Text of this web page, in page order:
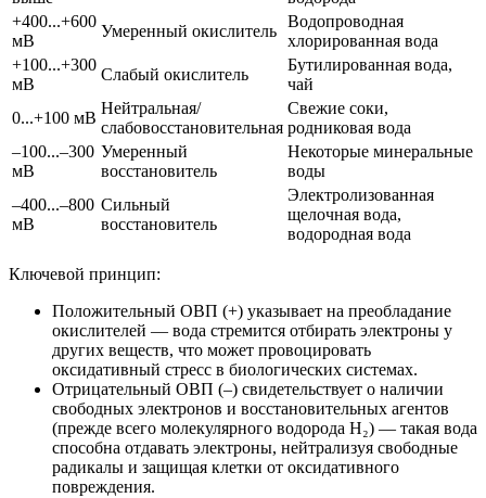
+400...+600
мВ
Умеренный окислитель
Водопроводная
хлорированная вода
+100...+300
мВ
Слабый окислитель
Бутилированная вода,
чай
0...+100 мВ
Нейтральная/
слабовосстановительная
Свежие соки,
родниковая вода
–100...–300
мВ
Умеренный
восстановитель
Некоторые минеральные
воды
–400...–800
мВ
Сильный
восстановитель
Электролизованная
щелочная вода,
водородная вода
Ключевой принцип:
Положительный ОВП (+) указывает на преобладание
окислителей — вода стремится отбирать электроны у
других веществ, что может провоцировать
оксидативный стресс в биологических системах.
Отрицательный ОВП (–) свидетельствует о наличии
свободных электронов и восстановительных агентов
(прежде всего молекулярного водорода H₂) — такая вода
способна отдавать электроны, нейтрализуя свободные
радикалы и защищая клетки от оксидативного
повреждения.